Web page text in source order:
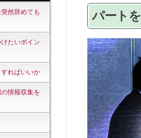
然辞めても
たいポイン
ればいいか
情報収集を
パート